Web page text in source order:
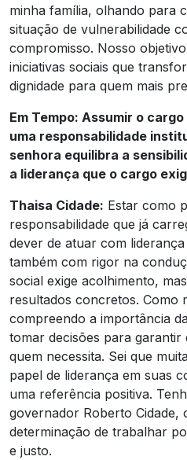
minha família, olhando para
situação de vulnerabilidade
compromisso. Nosso
iniciativas sociais que
dignidade para quem mais
Em Tempo: Assumir o
uma responsabilidade
senhora equilibra a
a liderança que o cargo
Thaisa Cidade: Estar como
responsabilidade que já
dever de atuar com liderança
também com rigor na
social exige acolhimento,
resultados concretos. Como
compreendo a importância
tomar decisões para garantir
quem necessita. Sei que
papel de liderança em suas
uma referência positiva.
governador Roberto Cidade,
determinação de trabalhar
e justo.